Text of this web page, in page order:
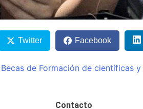
Twitter Facebook
de Formación de científicas
Contacto